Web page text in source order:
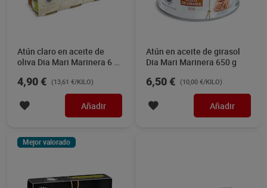
Atún claro en aceite de
oliva Dia Mari Marinera 6 x
4,90 € (13,61 €/KILO)
Añadir
Atún en aceite de girasol
Dia Mari Marinera 650 g
6,50 € (10,00 €/KILO)
Añadir
Mejor valorado